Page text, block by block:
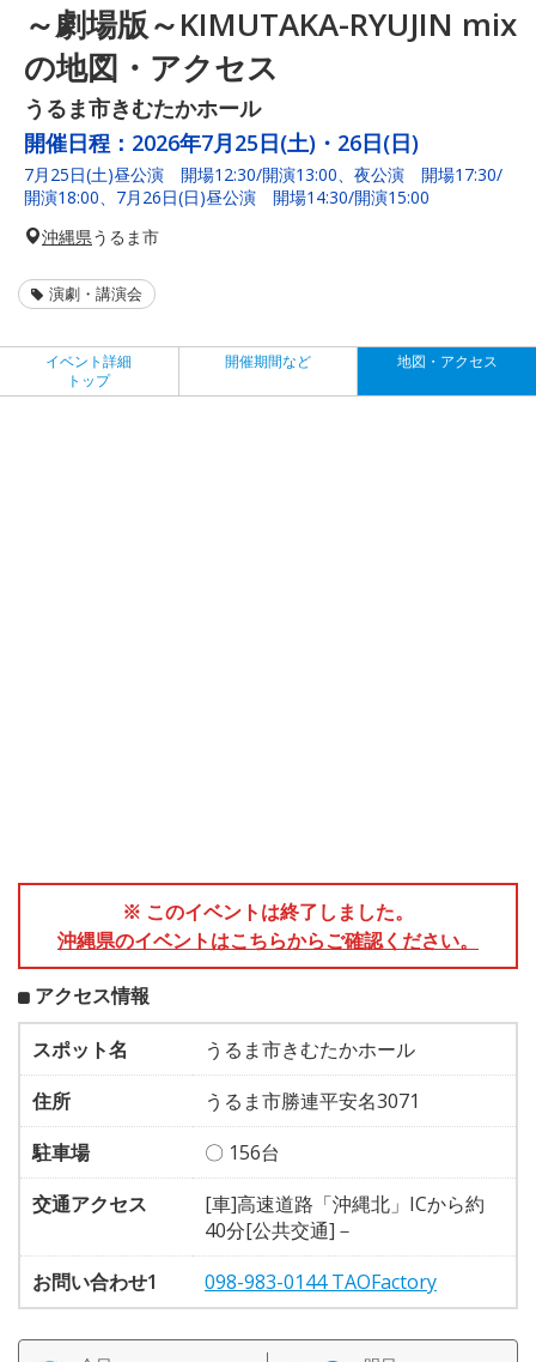
～劇場版～KIMUTAKA-RYUJIN mix
の地図・アクセス
うるま市きむたかホール
開催日程： 2026年7月25日(土)・26日(日)
7月25日(土)昼公演 開場12:30/開演13:00、夜公演 開場17:30/
開演18:00、7月26日(日)昼公演 開場14:30/開演15:00
沖縄県うるま市
演劇・講演会
イベント詳細
トップ
開催期間など 地図・アクセス
※ このイベントは終了しました。
沖縄県のイベントはこちらからご確認ください。
アクセス情報
スポット名
うるま市きむたかホール
住所
うるま市勝連平安名3071
駐車場
〇 156台
交通アクセス
[車]高速道路「沖縄北」ICから約
40分[公共交通]－
お問い合わせ1
098-983-0144 TAOFactory